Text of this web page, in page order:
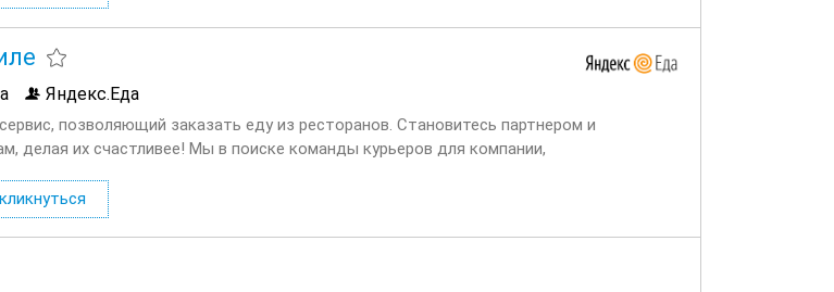
Яндекс.Еда
позволяющий заказать еду из ресторанов. Становитесь партнером и
делая их счастливее! Мы в поиске команды курьеров для компании,